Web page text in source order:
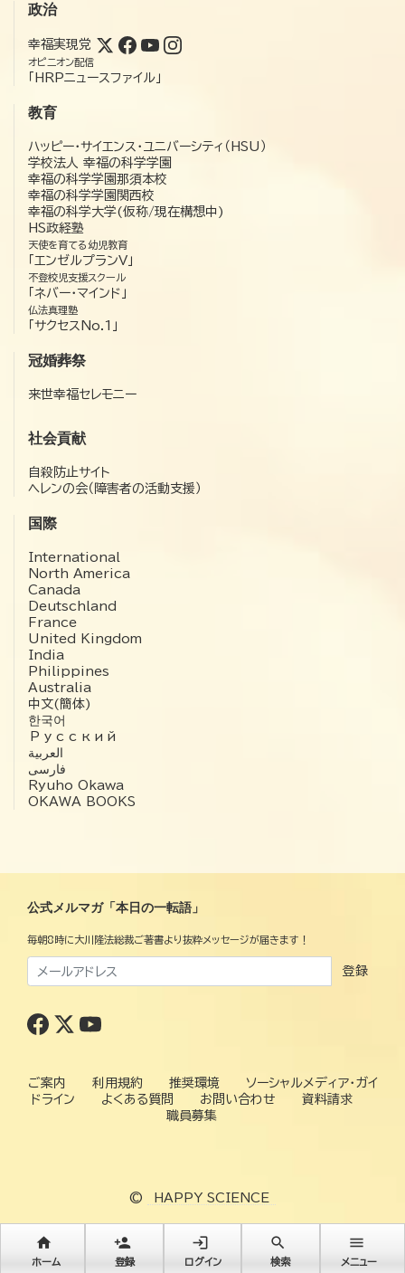
政治
幸福実現党
オピニオン配信
「HRPニュースファイル」
教育
ハッピー・サイエンス・ユニバーシティ（HSU）
学校法人 幸福の科学学園
幸福の科学学園那須本校
幸福の科学学園関西校
幸福の科学大学(仮称/現在構想中)
HS政経塾
天使を育てる幼児教育
「エンゼルプランV」
不登校児支援スクール
「ネバー・マインド」
仏法真理塾
「サクセスNo.1」
冠婚葬祭
来世幸福セレモニー
社会貢献
自殺防止サイト
ヘレンの会（障害者の活動支援）
国際
International
North America
Canada
Deutschland
France
United Kingdom
India
Philippines
Australia
中文(簡体)
한국어
Русский
العربية‏
فارسی
Ryuho Okawa
OKAWA BOOKS
公式メルマガ「本日の一転語」
毎朝8時に大川隆法総裁ご著書より抜粋メッセージが届きます！
登録
ご案内 利用規約 推奨環境
ソーシャルメディア・ガイ
ドライン
よくある質問 お問い合わせ
資料請求
職員募集
© HAPPY SCIENCE
home
ホーム
person_add
登録
login
ログイン
search
検索
menu
メニュー